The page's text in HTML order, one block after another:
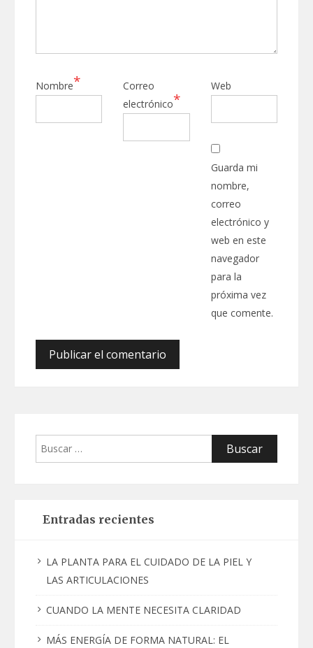
Nombre*
Correo
electrónico*
Web
Guarda mi
nombre,
correo
electrónico y
web en este
navegador
para la
próxima vez
que comente.
Buscar:
Entradas recientes
LA PLANTA PARA EL CUIDADO DE LA PIEL Y
LAS ARTICULACIONES
CUANDO LA MENTE NECESITA CLARIDAD
MÁS ENERGÍA DE FORMA NATURAL: EL